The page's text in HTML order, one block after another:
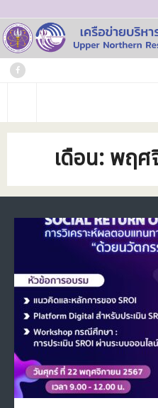
Skip
to
content
หน้าแรก
เกี่ยวกับเรา
- คณะทำงาน
- สถาบันสมาชิก
- ภารกิจเครือข่าย
- CE
- Privacy Policy
ภาพกิจกรรม
ข้อมูลโครงการวิจัย
ติดต่อเรา
เดือน:พฤศ